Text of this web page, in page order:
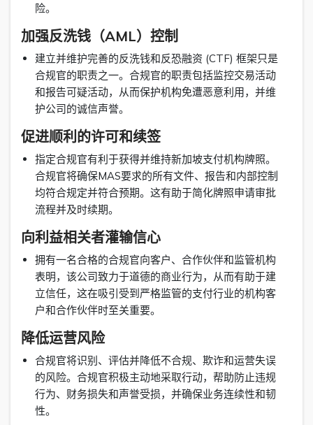
险。
加强反洗钱（AML）控制
建立并维护完善的反洗钱和反恐融资 (CTF) 框架只是
合规官的职责之一。合规官的职责包括监控交易活动
和报告可疑活动，从而保护机构免遭恶意利用，并维
护公司的诚信声誉。
促进顺利的许可和续签
指定合规官有利于获得并维持新加坡支付机构牌照。
合规官将确保MAS要求的所有文件、报告和内部控制
均符合规定并符合预期。这有助于简化牌照申请审批
流程并及时续期。
向利益相关者灌输信心
拥有一名合格的合规官向客户、合作伙伴和监管机构
表明，该公司致力于道德的商业行为，从而有助于建
立信任，这在吸引受到严格监管的支付行业的机构客
户和合作伙伴时至关重要。
降低运营风险
合规官将识别、评估并降低不合规、欺诈和运营失误
的风险。合规官积极主动地采取行动，帮助防止违规
行为、财务损失和声誉受损，并确保业务连续性和韧
性。